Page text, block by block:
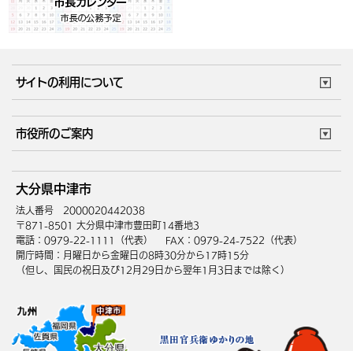
サイトの利用について
サイトマップ
市役所のご案内
庁舎地図 組織案内
中津市へのアクセス
大分県中津市
法人番号 2000020442038
〒871-8501 大分県中津市豊田町14番地3
電話：0979-22-1111（代表）
FAX：0979-24-7522（代表）
開庁時間：月曜日から金曜日の8時30分から17時15分
（但し、国民の祝日及び12月29日から翌年1月3日までは除く）